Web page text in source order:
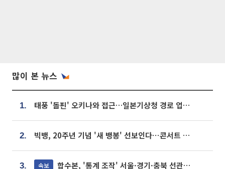
많이 본 뉴스
1. 태풍 '돌핀' 오키나와 접근…일본기상청 경로 업데이트
2. 빅뱅, 20주년 기념 '새 뱅봉' 선보인다⋯콘서트 앞두고 팝업 개최
3. 속보 합수본, '통계 조작' 서울·경기·충북 선관위 등 추가 압수수색